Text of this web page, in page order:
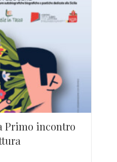
Primo incontro